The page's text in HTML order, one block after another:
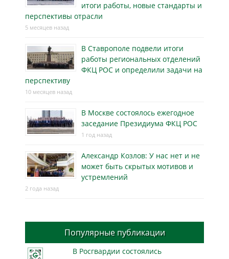
итоги работы, новые стандарты и
перспективы отрасли
5 месяцев назад
В Ставрополе подвели итоги
работы региональных отделений
ФКЦ РОС и определили задачи на
перспективу
10 месяцев назад
В Москве состоялось ежегодное
заседание Президиума ФКЦ РОС
1 год назад
Александр Козлов: У нас нет и не
может быть скрытых мотивов и
устремлений
2 года назад
Популярные публикации
В Росгвардии состоялись